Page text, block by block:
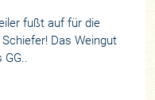
fußt auf für die
Das Weingut
GG..